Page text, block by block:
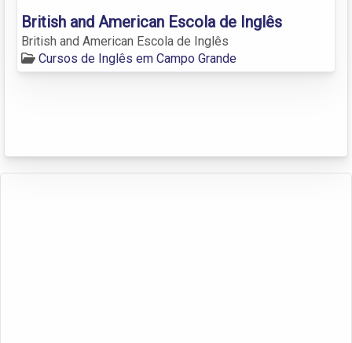
British and American Escola de Inglês
British and American Escola de Inglês
Cursos de Inglês em Campo Grande